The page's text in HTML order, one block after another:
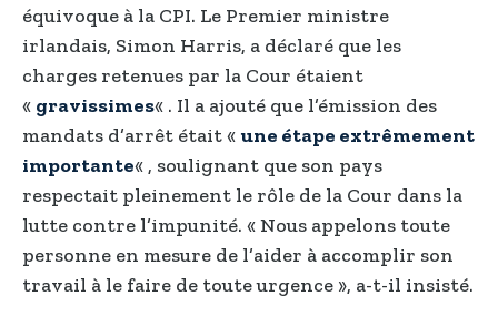
équivoque à la CPI. Le Premier ministre
irlandais, Simon Harris, a déclaré que les
charges retenues par la Cour étaient
« gravissimes« . Il a ajouté que l’émission des
mandats d’arrêt était « une étape extrêmement
importante« , soulignant que son pays
respectait pleinement le rôle de la Cour dans la
lutte contre l’impunité. « Nous appelons toute
personne en mesure de l’aider à accomplir son
travail à le faire de toute urgence », a-t-il insisté.